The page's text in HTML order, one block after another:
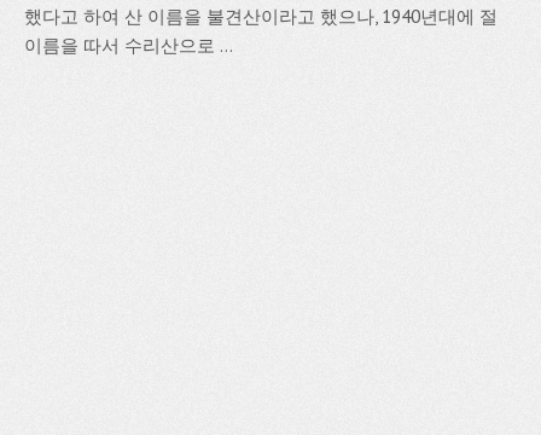
했다고 하여 산 이름을 불견산이라고 했으나, 1940년대에 절
이름을 따서 수리산으로 ...